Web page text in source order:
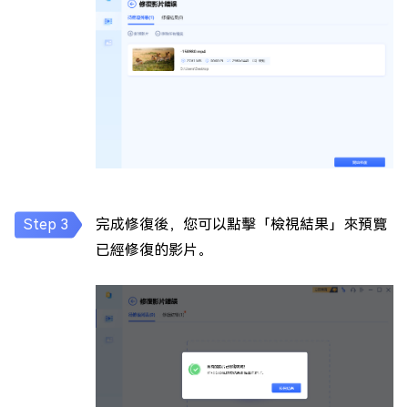
完成修復後，您可以點擊「檢視結果」來預覽
已經修復的影片。